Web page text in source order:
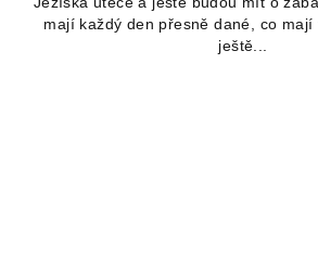
5
mají každý den přesně dané, co mají
ještě...